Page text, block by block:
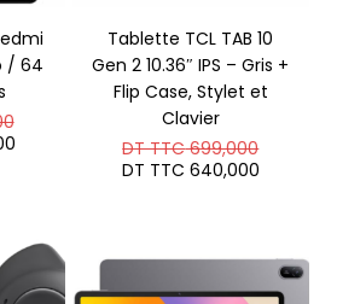
/ 64
Le
prix
initial
Le
TTC 349,000.
Tablette TCL TAB 10
Gen 2 10.36″ IPS – Gris +
Flip Case, Stylet et
Clavier
DT TTC699,000Le
prix
DT TTC 640,000Le
TTC